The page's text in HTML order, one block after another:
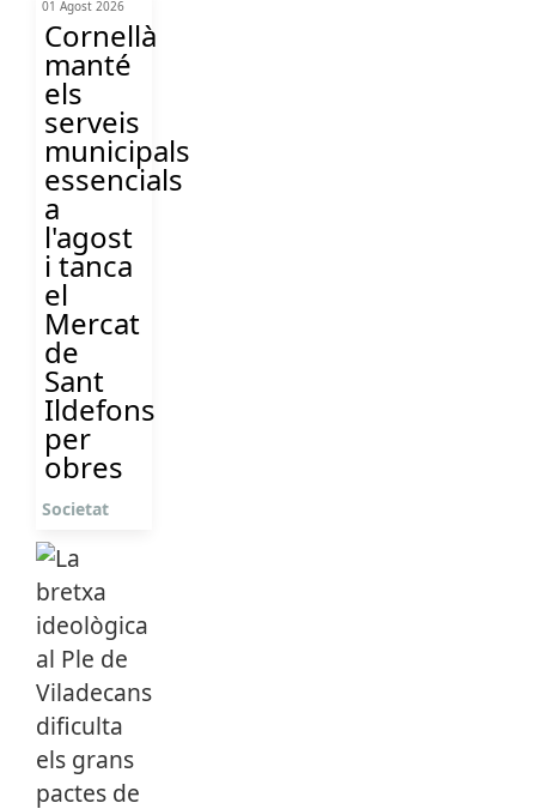
01 Agost 2026
Cornellà
manté
els
serveis
municipals
essencials
a
l'agost
i tanca
el
Mercat
de
Sant
Ildefons
per
obres
Societat